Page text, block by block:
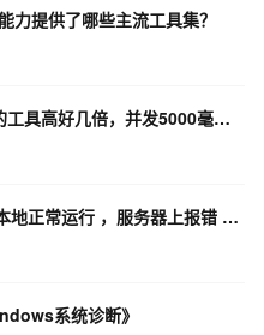
力提供了哪些主流工具集？
我用阿里云的压测tps比我们自己的工具高好几倍，并发5000毫无压力，就一台服务器感觉性能不会这么好
大佬们 flink1.12.2版本用cdc2.0 本地正常运行 ，服务器上报错 少包
系统诊断》